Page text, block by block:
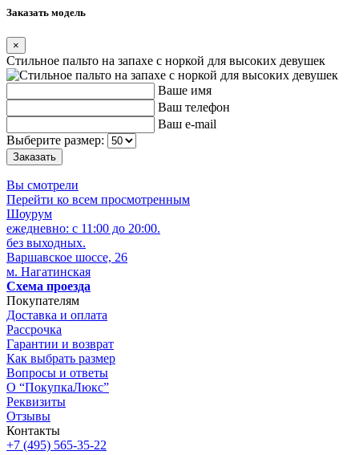
Заказать модель
×
Стильное пальто на запахе с норкой для высоких девушек
Ваше имя
Ваш телефон
Ваш e-mail
Выберите размер:
Вы смотрели
Перейти ко всем просмотренным
Шоурум
ежедневно: с 11:00 до 20:00.
без выходных.
Варшавское шоссе, 26
м. Нагатинская
Схема проезда
Покупателям
Доставка и оплата
Рассрочка
Гарантии и возврат
Как выбрать размер
Вопросы и ответы
О “ПокупкаЛюкс”
Реквизиты
Отзывы
Контакты
+7 (495) 565-35-22